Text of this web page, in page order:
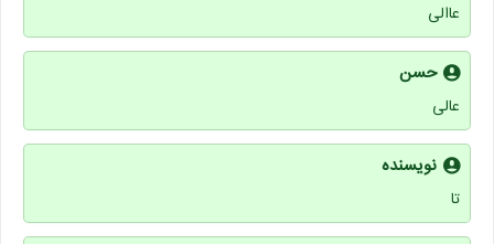
عاالی
حسن
عالی
نویسنده
تا